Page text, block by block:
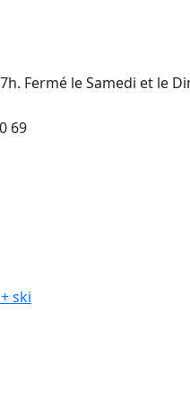
Fermé le Samedi et le
69
ski